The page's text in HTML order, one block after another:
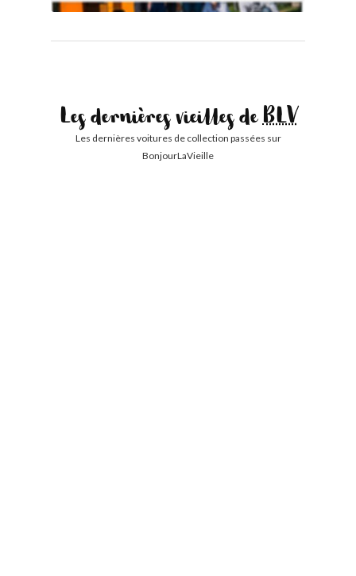
Les dernières vieilles deBLV
Les dernières voitures de collection passées sur
BonjourLaVieille